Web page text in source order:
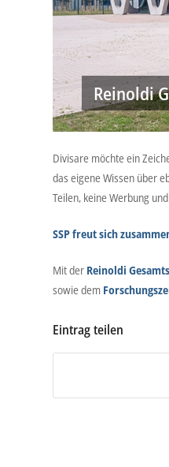
Reinoldi
Divisare möchte ein
das eigene Wissen über
Teilen, keine Werbung
SSP freut sich
Mit der Reinoldi
sowie dem
Eintrag teilen